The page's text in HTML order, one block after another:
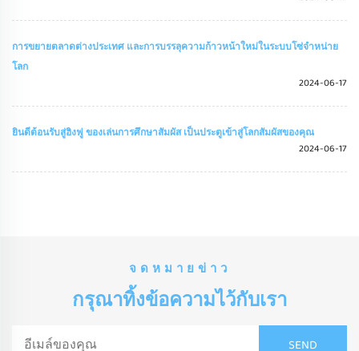
การขยายตลาดต่างประเทศ และการบรรลุความก้าวหน้าใหม่ในระบบโซ่จําหน่าย
โลก
2024-06-17
ยินดีต้อนรับสู่ฮิงฟู ของเล่นการศึกษาสัมผัส เป็นประตูเข้าสู่โลกสัมผัสของคุณ
2024-06-17
จดหมายข่าว
กรุณาทิ้งข้อความไว้กับเรา